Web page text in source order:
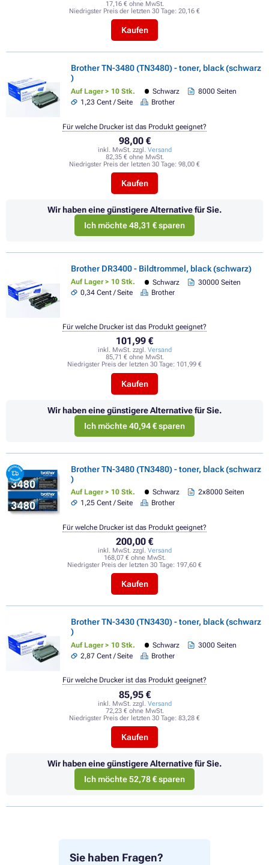
Sie haben Fragen?
17,16 € ohne MwSt.
Niedrigster Preis der letzten 30 Tage: 20,16 €
Kaufen
Brother TN-3480 (TN3480) - toner, black (schwarz
)
Auf Lager > 10 Stk. Schwarz
8000 Seiten
1,23 Cent / Seite
Brother
98,00 €
inkl. MwSt. zzgl. Versand
82,35 € ohne MwSt.
Niedrigster Preis der letzten 30 Tage: 98,00 €
Kaufen
Für welche Drucker ist das Produkt geeignet?
Wir haben eine günstigere Alternative für Sie.
Ich möchte 48,31 € sparen
Brother DR3400 - Bildtrommel, black (schwarz)
Auf Lager > 10 Stk. Schwarz
30000 Seiten
0,34 Cent / Seite
Brother
101,99 €
inkl. MwSt. zzgl. Versand
85,71 € ohne MwSt.
Niedrigster Preis der letzten 30 Tage: 101,99 €
Kaufen
Für welche Drucker ist das Produkt geeignet?
Wir haben eine günstigere Alternative für Sie.
Ich möchte 40,94 € sparen
Brother TN-3480 (TN3480) - toner, black (schwarz
)
Auf Lager > 10 Stk. Schwarz
2x8000 Seiten
1,25 Cent / Seite
Brother
200,00 €
inkl. MwSt. zzgl. Versand
168,07 € ohne MwSt.
Niedrigster Preis der letzten 30 Tage: 197,60 €
Kaufen
Für welche Drucker ist das Produkt geeignet?
Brother TN-3430 (TN3430) - toner, black (schwarz
)
Auf Lager > 10 Stk. Schwarz
3000 Seiten
2,87 Cent / Seite
Brother
85,95 €
inkl. MwSt. zzgl. Versand
72,23 € ohne MwSt.
Niedrigster Preis der letzten 30 Tage: 83,28 €
Kaufen
Für welche Drucker ist das Produkt geeignet?
Wir haben eine günstigere Alternative für Sie.
Ich möchte 52,78 € sparen